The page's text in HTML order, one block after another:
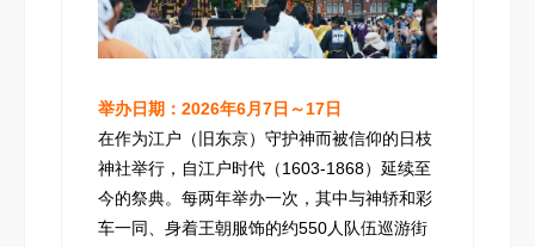
举办日期：2026年6月7日～17日
在作为江户（旧东京）守护神而被信仰的日枝
神社举行，自江户时代（1603-1868）延续至
今的祭典。每两年举办一次，其中与神轿和彩
车一同、身着王朝服饰的约550人队伍巡游街